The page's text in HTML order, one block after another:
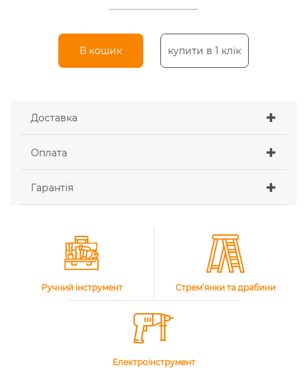
В кошик купити в 1 клік
Доставка
Оплата
Гарантія
Ручний інструмент Стрем’янки та драбини
Електроінструмент